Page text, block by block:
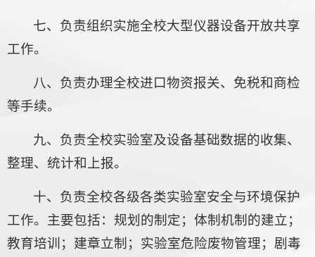
七、负责组织实施全校大型仪器设备开放共享
工作。
八、负责办理全校进口物资报关、免税和商检
等手续。
九、负责全校实验室及设备基础数据的收集、
整理、统计和上报。
十、负责全校各级各类实验室安全与环境保护
工作。主要包括：规划的制定；体制机制的建立；
教育培训；建章立制；实验室危险废物管理；剧毒